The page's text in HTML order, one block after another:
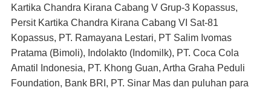
Kartika Chandra Kirana Cabang V Grup-3 Kopassus,
Persit Kartika Chandra Kirana Cabang VI Sat-81
Kopassus, PT. Ramayana Lestari, PT Salim Ivomas
Pratama (Bimoli), Indolakto (Indomilk), PT. Coca Cola
Amatil Indonesia, PT. Khong Guan, Artha Graha Peduli
Foundation, Bank BRI, PT. Sinar Mas dan puluhan para